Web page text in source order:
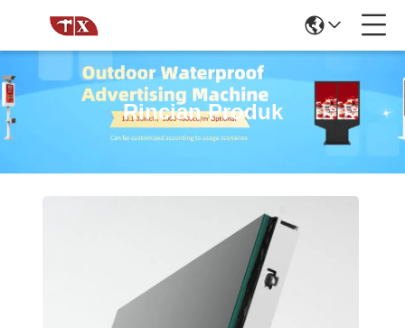
Rincian Produk